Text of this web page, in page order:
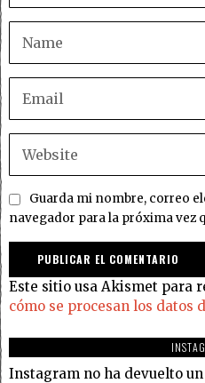
Guarda mi nombre, correo
navegador para la próxima vez
Este sitio usa Akismet para
cómo se procesan los datos
Instagram no ha devuelto un